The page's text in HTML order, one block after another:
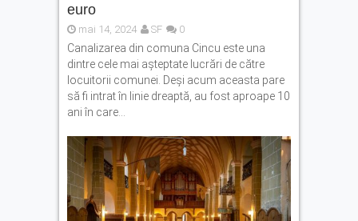
euro
mai 14, 2024 SF 0
Canalizarea din comuna Cincu este una
dintre cele mai așteptate lucrări de către
locuitorii comunei. Deși acum aceasta pare
să fi intrat în linie dreaptă, au fost aproape 10
ani în care...